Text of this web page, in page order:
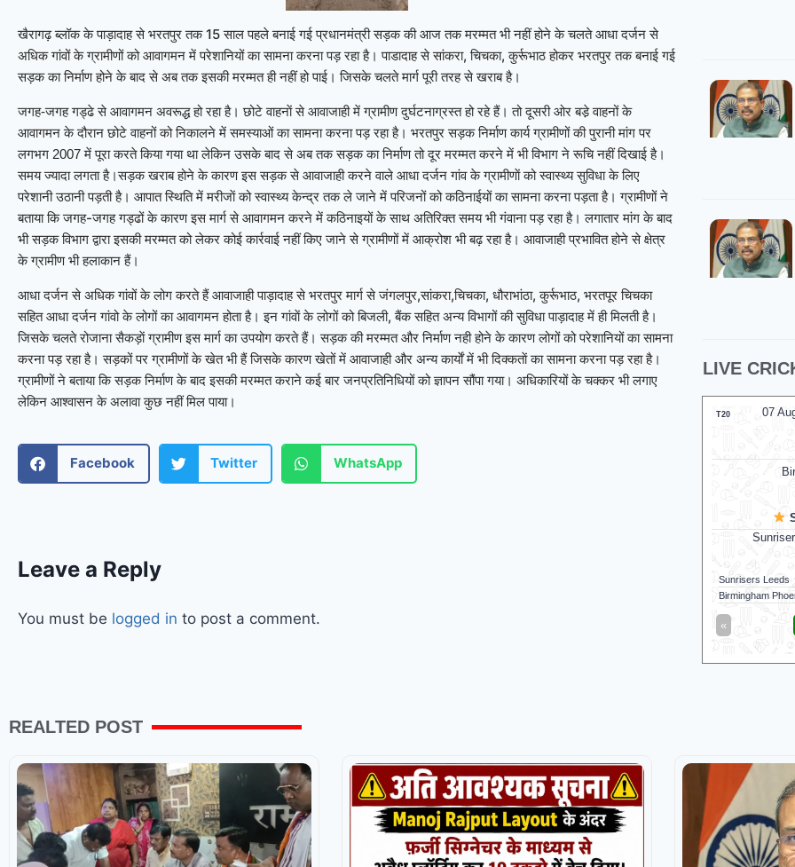
खैरागढ़ ब्लॉक के पाड़ादाह से भरतपुर तक 15 साल पहले बनाई गई प्रधानमंत्री सड़क की आज तक मरम्मत भी नहीं होने के चलते आधा दर्जन से
अधिक गांवों के ग्रामीणों को आवागमन में परेशानियों का सामना करना पड़ रहा है। पाडादाह से सांकरा, चिचका, कुर्रूभाठ होकर भरतपुर तक बनाई गई
सड़क का निर्माण होने के बाद से अब तक इसकी मरम्मत ही नहीं हो पाई। जिसके चलते मार्ग पूरी तरह से खराब है।
जगह-जगह गड्ढे से आवागमन अवरूद्ध हो रहा है। छोटे वाहनाें से आवाजाही में ग्रामीण दुर्घटनाग्रस्त हो रहे हैं। तो दूसरी ओर बडे़ वाहनों के
आवागमन के दौरान छोटे वाहनों को निकालने में समस्याओं का सामना करना पड़ रहा है। भरतपुर सड़क निर्माण कार्य ग्रामीणों की पुरानी मांग पर
लगभग 2007 में पूरा करते किया गया था लेकिन उसके बाद से अब तक सड़क का निर्माण तो दूर मरम्मत करने में भी विभाग ने रूचि नहीं दिखाई है।
समय ज्यादा लगता है।सड़क खराब होने के कारण इस सड़क से आवाजाही करने वाले आधा दर्जन गांव के ग्रामीणाें को स्वास्थ्य सुविधा के लिए
परेशानी उठानी पड़ती है। आपात स्थिति में मरीजाें को स्वास्थ्य केन्द्र तक ले जाने में परिजनों को कठिनाईयों का सामना करना पड़ता है। ग्रामीणों ने
बताया कि जगह-जगह गड्ढों के कारण इस मार्ग से आवागमन करने में कठिनाइयों के साथ अतिरिक्त समय भी गंवाना पड़ रहा है। लगातार मांग के बाद
भी सड़क विभाग द्वारा इसकी मरम्मत को लेकर कोई कार्रवाई नहीं किए जाने से ग्रामीणों में आक्रोश भी बढ़ रहा है। आवाजाही प्रभावित होने से क्षेत्र
के ग्रामीण भी हलाकान हैं।
आधा दर्जन से अधिक गांवों के लोग करते हैं आवाजाहीपाड़ादाह से भरतपुर मार्ग से जंगलपुर,सांकरा,चिचका, धौराभांठा, कुर्रूभाठ, भरतपूर चिचका
सहित आधा दर्जन गांवो के लोगों का आवागमन होता है। इन गांवाें के लोगों को बिजली, बैंक सहित अन्य विभागों की सुविधा पाड़ादाह में ही मिलती है।
जिसके चलते रोजाना सैकड़ाें ग्रामीण इस मार्ग का उपयोग करते हैं। सड़क की मरम्मत और निर्माण नही होने के कारण लोगों को परेशानियों का सामना
करना पड़ रहा है। सड़कों पर ग्रामीणों के खेत भी हैं जिसके कारण खेतों में आवाजाही और अन्य कार्याें में भी दिक्कताें का सामना करना पड़ रहा है।
ग्रामीणों ने बताया कि सड़क निर्माण के बाद इसकी मरम्मत कराने कई बार जनप्रतिनिधियों को ज्ञापन सौंपा गया। अधिकारियों के चक्कर भी लगाए
लेकिन आश्वासन के अलावा कुछ नहीं मिल पाया।
Facebook Twitter WhatsApp
Leave a Reply
You must be logged in to post a comment.
LIVE
07
T20
Sunrisers Leeds
Birmingham
«
REALTED POST